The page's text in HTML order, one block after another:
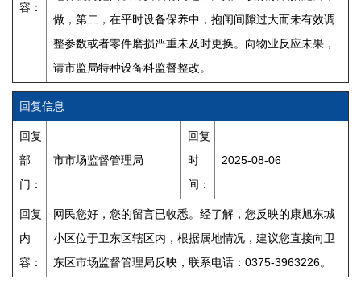
容：
做，第二，在平时设备保养中，抱闸间隙过大而未有效调
整参数或者零件磨损严重未及时更换。向物业反应未果，
请市监局特种设备科监督整改。
回复信息
回复
部
门：
市市场监督管理局
回复
时
间：
2025-08-06
回复
内
容：
网民您好，您的留言已收悉。经了解，您反映的康旭东城
小区位于卫东区辖区内，根据属地情况，建议您直接向卫
东区市场监督管理局反映，联系电话：0375-3963226。